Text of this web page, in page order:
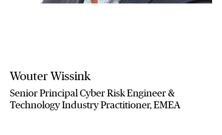
Wouter Wissink
Senior Principal Cyber Risk Engineer &
Technology Industry Practitioner, EMEA